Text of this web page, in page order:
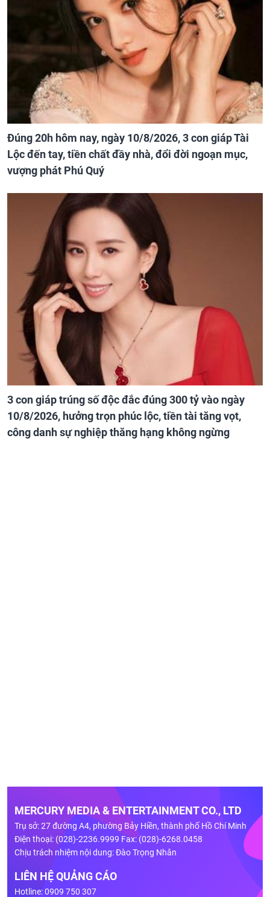
Đúng 20h hôm nay, ngày 10/8/2026, 3 con giáp Tài
Lộc đến tay, tiền chất đầy nhà, đổi đời ngoạn mục,
vượng phát Phú Quý
3 con giáp trúng số độc đắc đúng 300 tỷ vào ngày
10/8/2026, hưởng trọn phúc lộc, tiền tài tăng vọt,
công danh sự nghiệp thăng hạng không ngừng
MERCURY MEDIA & ENTERTAINMENT CO., LTD
Trụ sở: 27 đường A4, phường Bảy Hiền, thành phố Hồ Chí Minh
Điện thoại: (028)-2236.9999 Fax: (028)-6268.0458
Chịu trách nhiệm nội dung: Đào Trọng Nhân
LIÊN HỆ QUẢNG CÁO
Hotline: 0909 750 307